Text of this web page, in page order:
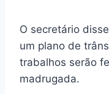
O secretário
um plano de
trabalhos serão
madrugada.